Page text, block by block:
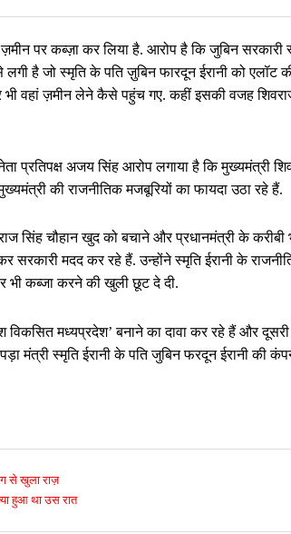
ज़मीन पर कब्ज़ा कर लिया है. आरोप है कि जुबिन
है जो स्मृति के पति ज़ुबिन फारदून ईरानी को एलॉट
वहां ज़मीन लेने कैसे पहुंच गए. कहीं इसकी वजह
प्रतिपक्ष अजय सिंह आरोप लगाया है कि मुख्यमंत्री
की राजनीतिक मजबूरियों का फायदा उठा रहे हैं.
सिंह चौहान खुद को बचाने और प्रधानमंत्री के
मदद कर रहे हैं. उन्होंने स्मृति ईरानी के
भी कब्जा करने की खुली छूट दे दी.
विकसित मध्यप्रदेश’ बनाने का दावा कर रहे हैं और
मंत्री स्मृति ईरानी के पति जुबिन फरदून ईरानी की
से खुला राज़
हुआ था उस रात